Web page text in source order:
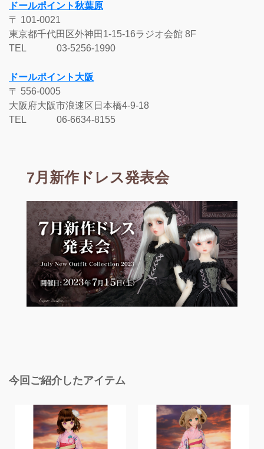
ドールポイント秋葉原
〒 101-0021
東京都千代田区外神田1-15-16ラジオ会館 8F
TEL 03-5256-1990
ドールポイント大阪
〒 556-0005
大阪府大阪市浪速区日本橋4-9-18
TEL 06-6634-8155
7月新作ドレス発表会
今回ご紹介したアイテム